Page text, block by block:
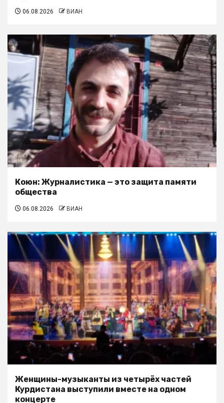
06.08.2026 ВИАН
Коюн: Журналистика — это защита памяти
общества
06.08.2026 ВИАН
Женщины-музыканты из четырёх частей
Курдистана выступили вместе на одном
концерте